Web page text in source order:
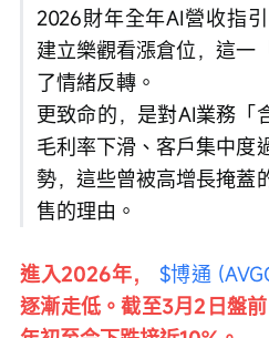
2026財年全年AI營收指
建立樂觀看漲倉位，這一
了情緒反轉。
更致命的，是對AI業務「
毛利率下滑、客戶集中度
勢，這些曾被高增長掩蓋
售的理由。
進入2026年， $博通
逐漸走低。截至3月2日盤